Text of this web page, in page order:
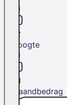
L2
Hoogte
H1
Maandbedrag